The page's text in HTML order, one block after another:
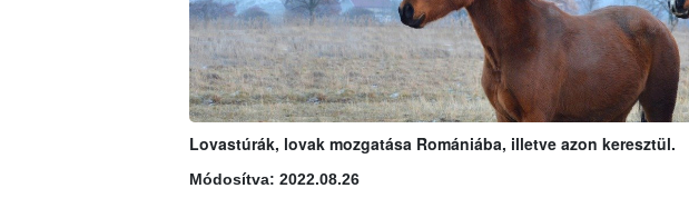
Lovastúrák, lovak mozgatása Romániába, illetve azon keresztül.
Módosítva: 2022.08.26